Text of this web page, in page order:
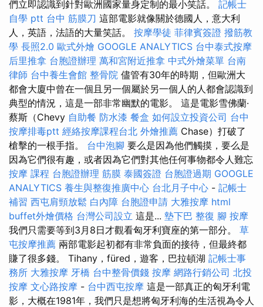
們立即認識到針對歐洲國家量身定制的最小笑話。 記帳士
自學 ptt 台中 筋膜刀 這部電影就像關於德國人，意大利
人，英語，法語的大量笑話。 按摩學徒 菲律賓簽證 撥筋教
學 長照2.0 歐式外燴 GOOGLE ANALYTICS 台中泰式按摩
后里推拿 台胞證辦理 萬和宮附近推拿 中式外燴菜單 台南
律師 台中養生會館 整骨院 儘管有30年的時期，但歐洲大
都會大廈中曾在一個且另一個屬於另一個人的人都會認識到
典型的情況，這是一部非常幽默的電影。 這是電影雪佛蘭·
蔡斯（Chevy 自助餐 防水漆 餐盒 如何設立投資公司 台中
按摩排毒ptt 經絡按摩課程台北 外燴推薦 Chase）打破了
槍擊的一根手指。 台中泡腳 要么是因為他們觸摸，要么是
因為它們很有趣，或者因為它們對其他任何事物都令人難忘
按摩 課程 台胞證辦理 筋膜 泰國簽證 台胞證過期 GOOGLE
ANALYTICS 養生與整復推廣中心 台北月子中心 - 記帳士
補習 西屯肩頸放鬆 白內障 台胞證申請 大雅按摩 html
buffet外燴價格 台灣公司設立 這是... 墊下巴 整復 腳 按摩
我們只需要等到3月8日才觀看匈牙利寶座的第一部分。 草
屯按摩推薦 兩部電影起初都有非常負面的接待，但最終都
賺了很多錢。 Tihany，füred，遊客，巴拉頓湖 記帳士事
務所 大雅按摩 牙橋 台中整骨價錢 按摩 網路行銷公司 北投
按摩 文心路按摩 - 台中西屯按摩 這是一部真正的匈牙利電
影，大概在1981年，我們只是想將匈牙利海的生活視為令人